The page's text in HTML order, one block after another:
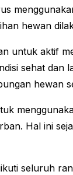
hewan
untuk aktif
sehat
hewan
Hal ini
seluruh